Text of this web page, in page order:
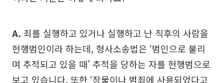
A. 죄를 실행하고 있거나 실행하고 난 직후의 사람을
현행범인이라 하는데, 형사소송법은 ‘범인으로 불리
며 추적되고 있을 때’ 추적을 당하는 자를 현행범으로
보고 있습니다. 또한 ‘장물이나 범죄에 사용되었다고